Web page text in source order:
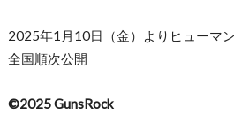
2025年1月10日（金）よりヒューマ
全国順次公開
©2025 GunsRock